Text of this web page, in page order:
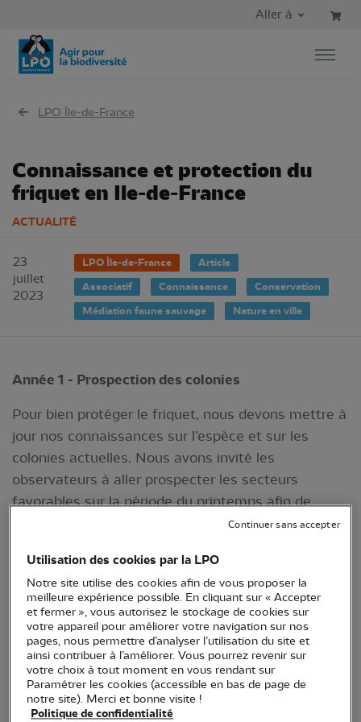
Aller au menu principal
Aller à
LPO Île-de-France
Connaissance et protection du
friquet en Ile-de-France
ACTUALITÉ
23
juillet
2023
LPO Île-de-France
Article
Associatif
Connaissance
Conservation
Médiation faune sauvage
Nature en ville
Année 1 - Prospection des colonies
Pour bien protéger le friquet, nous devons mettre à
jour nos connaissances sur l’espèce et sur les
colonies actuelles. Nous avons invité les
observateurs à aller prospecter les secteurs
favorables sur la période du printemps afin de
récolter le maximum d’indices sur les sites de
essentielles pour cartographier les zones de
présence de l’espèce dans la région et créer une
fiche détaillée avec les habitudes et préférences de
l’espèce pour son habitat.
Les recherches de l’espèce ne sont pas chose
aisée, le friquet est très timide et il faut parfois de
longues minutes avant qu’il ne montre le bout de
Utilisation des cookies par la LPO
Notre site utilise des cookies afin de vous proposer la
meilleure expérience possible. En cliquant sur « Accepter
et fermer », vous autorisez le stockage de cookies sur
votre appareil pour améliorer votre navigation sur nos
pages, nous permettre d’analyser l’utilisation du site et
ainsi contribuer à l’améliorer. Vous pourrez revenir sur
votre choix à tout moment en vous rendant sur
Paramétrer les cookies (accessible en bas de page de
notre site). Merci et bonne visite !
Politique de confidentialité
Continuer sans accepter